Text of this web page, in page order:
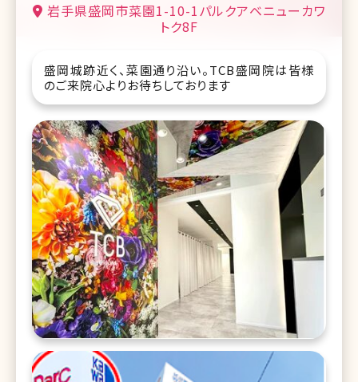
岩手県盛岡市菜園1-10-1パルクアベニューカワ
トク8F
盛岡城跡近く、菜園通り沿い。TCB盛岡院は皆様
のご来院心よりお待ちしております